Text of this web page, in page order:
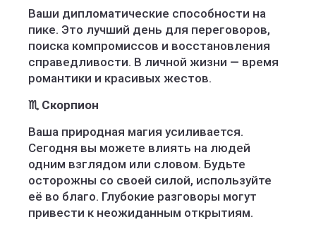
Ваши дипломатические способности на
пике. Это лучший день для переговоров,
поиска компромиссов и восстановления
справедливости. В личной жизни — время
романтики и красивых жестов.
♏ Скорпион
Ваша природная магия усиливается.
Сегодня вы можете влиять на людей
одним взглядом или словом. Будьте
осторожны со своей силой, используйте
её во благо. Глубокие разговоры могут
привести к неожиданным открытиям.